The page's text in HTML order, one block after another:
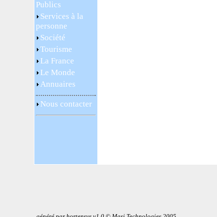
Publics
Services à la
personne
Société
Tourisme
La France
Le Monde
Annuaires
Nous contacter